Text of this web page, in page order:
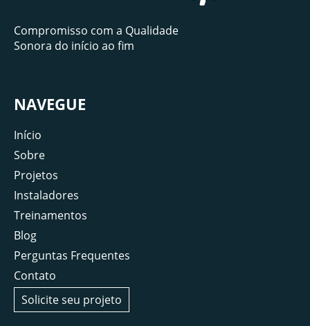
Compromisso com a Qualidade
Sonora do início ao fim
NAVEGUE
Início
Sobre
Projetos
Instaladores
Treinamentos
Blog
Perguntas Frequentes
Contato
Solicite seu projeto